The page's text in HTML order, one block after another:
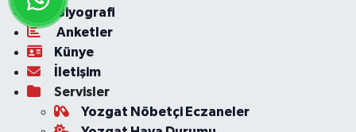
Biyografi
Anketler
Künye
İletişim
Servisler
Yozgat Nöbetçi Eczaneler